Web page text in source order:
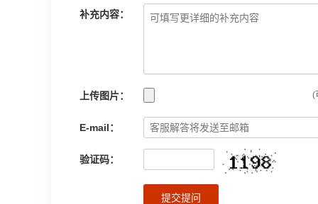
补充内容：
上传图片： (
E-mail：
验证码：
提交提问